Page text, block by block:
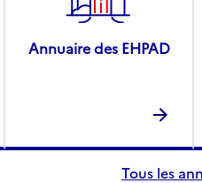
Annuaire des EHPAD
Tous les